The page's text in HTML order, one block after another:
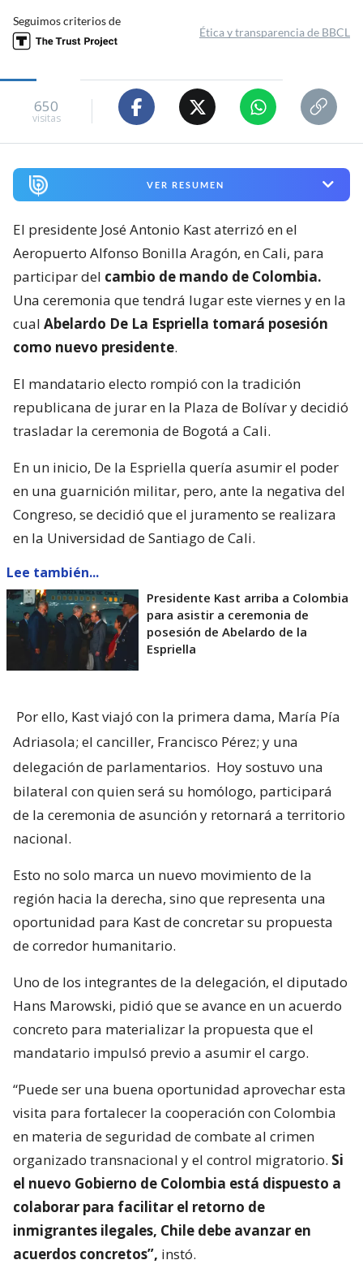
Seguimos criterios de
Ética y transparencia de BBCL
650
visitas
VER RESUMEN
El presidente José Antonio Kast aterrizó en el
Aeropuerto Alfonso Bonilla Aragón, en Cali, para
participar del cambio de mando de Colombia.
Una ceremonia que tendrá lugar este viernes y en la
cual Abelardo De La Espriella tomará posesión
como nuevo presidente.
El mandatario electo rompió con la tradición
republicana de jurar en la Plaza de Bolívar y decidió
trasladar la ceremonia de Bogotá a Cali.
En un inicio, De la Espriella quería asumir el poder
en una guarnición militar, pero, ante la negativa del
Congreso, se decidió que el juramento se realizara
en la Universidad de Santiago de Cali.
Lee también...
Presidente Kast arriba a Colombia
para asistir a ceremonia de
posesión de Abelardo de la
Espriella
Por ello, Kast viajó con la primera dama, María Pía
Adriasola; el canciller, Francisco Pérez; y una
delegación de parlamentarios. Hoy sostuvo una
bilateral con quien será su homólogo, participará
de la ceremonia de asunción y retornará a territorio
nacional.
Esto no solo marca un nuevo movimiento de la
región hacia la derecha, sino que representa una
oportunidad para Kast de concretar su propuesta
de corredor humanitario.
Uno de los integrantes de la delegación, el diputado
Hans Marowski, pidió que se avance en un acuerdo
concreto para materializar la propuesta que el
mandatario impulsó previo a asumir el cargo.
“Puede ser una buena oportunidad aprovechar esta
visita para fortalecer la cooperación con Colombia
en materia de seguridad de combate al crimen
organizado transnacional y el control migratorio. Si
el nuevo Gobierno de Colombia está dispuesto a
colaborar para facilitar el retorno de
inmigrantes ilegales, Chile debe avanzar en
acuerdos concretos”, instó.